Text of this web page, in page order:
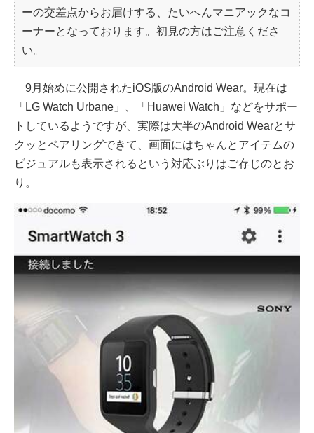
ーの交差点からお届けする、たいへんマニアックなコ
ーナーとなっております。初見の方はご注意くださ
い。
9月始めに公開されたiOS版のAndroid Wear。現在は
「LG Watch Urbane」、「Huawei Watch」などをサポー
トしているようですが、実際は大半のAndroid Wearとサ
クッとペアリングできて、画面にはちゃんとアイテムの
ビジュアルも表示されるという対応ぶりはご存じのとお
り。